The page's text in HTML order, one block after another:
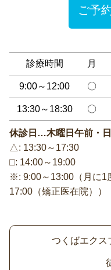
ご予
診療時間 月
9:00～12:00 〇
13:30～18:30 〇
休診日…木曜日午前・
△: 13:30～17:30
□: 14:00～19:00
※: 9:00～13:00（月に1
17:00（矯正医在院））
つくばエクス